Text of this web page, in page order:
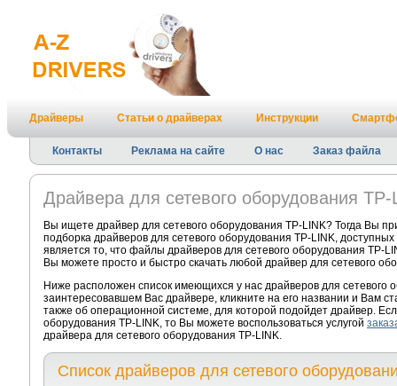
Драйверы Статьи о драйверах Инструкции
Контакты Реклама на сайте О нас Заказ файла
Драйвера для сетевого оборудования TP-
Вы ищете драйвер для сетевого оборудования TP-LINK? Тогда Вы
подборка драйверов для сетевого оборудования TP-LINK,
является то, что файлы драйверов для сетевого оборудования TP-
Вы можете просто и быстро скачать любой драйвер для сетевого
Ниже расположен список имеющихся у нас драйверов для сетевого
заинтересовавшем Вас драйвере, кликните на его названии и Вам
также об операционной системе, для которой подойдет драйвер.
оборудования TP-LINK, то Вы можете воспользоваться услугой
драйвера для сетевого оборудования TP-LINK.
Список драйверов для сетевого